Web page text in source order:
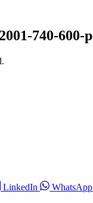
740-600-
LinkedIn WhatsApp